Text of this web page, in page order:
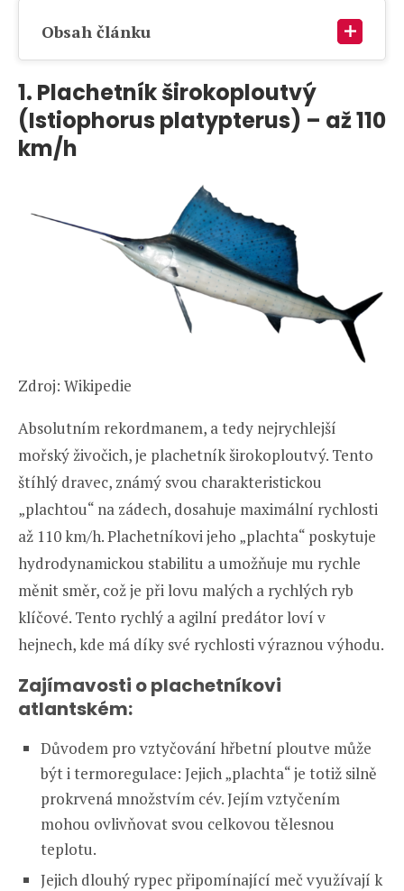
Obsah článku
1. Plachetník širokoploutvý
(Istiophorus platypterus) – až 110
km/h
Zdroj: Wikipedie
Absolutním rekordmanem, a tedy nejrychlejší
mořský živočich, je plachetník širokoploutvý. Tento
štíhlý dravec, známý svou charakteristickou
„plachtou“ na zádech, dosahuje maximální rychlosti
až 110 km/h. Plachetníkovi jeho „plachta“ poskytuje
hydrodynamickou stabilitu a umožňuje mu rychle
měnit směr, což je při lovu malých a rychlých ryb
klíčové. Tento rychlý a agilní predátor loví v
hejnech, kde má díky své rychlosti výraznou výhodu.
Zajímavosti o plachetníkovi
atlantském:
Důvodem pro vztyčování hřbetní ploutve může
být i termoregulace: Jejich „plachta“ je totiž silně
prokrvená množstvím cév. Jejím vztyčením
mohou ovlivňovat svou celkovou tělesnou
teplotu.
Jejich dlouhý rypec připomínající meč využívají k